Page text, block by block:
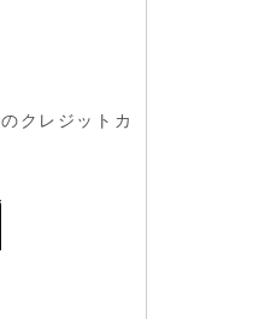
のクレジットカ